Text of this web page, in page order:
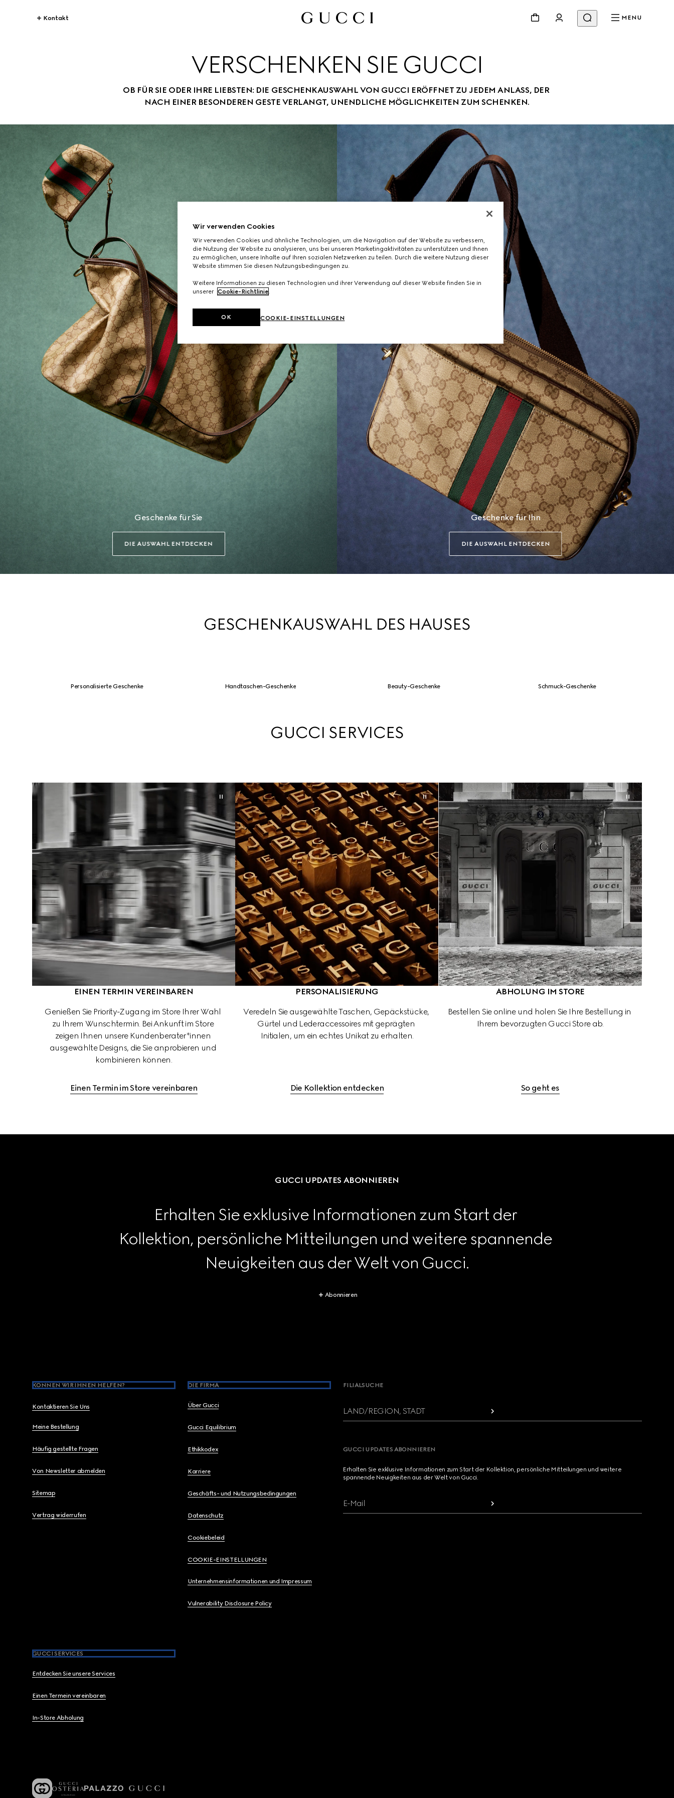
Kontakt MENU
VERSCHENKEN SIE GUCCI
OB FÜR SIE ODER IHRE LIEBSTEN: DIE GESCHENKAUSWAHL VON GUCCI ERÖFFNET ZU JEDEM ANLASS, DER
NACH EINER BESONDEREN GESTE VERLANGT, UNENDLICHE MÖGLICHKEITEN ZUM SCHENKEN.
Geschenke für Sie
DIE AUSWAHL ENTDECKEN
Geschenke für Ihn
DIE AUSWAHL ENTDECKEN
GESCHENKAUSWAHL DES HAUSES
Personalisierte Geschenke Handtaschen-Geschenke Beauty-Geschenke Schmuck-Geschenke
GUCCI SERVICES
EINEN TERMIN VEREINBAREN
Genießen Sie Priority-Zugang im Store Ihrer Wahl
zu Ihrem Wunschtermin. Bei Ankunft im Store
zeigen Ihnen unsere Kundenberater*innen
ausgewählte Designs, die Sie anprobieren und
kombinieren können.
Einen Termin im Store vereinbaren
PERSONALISIERUNG
Veredeln Sie ausgewählte Taschen, Gepäckstücke,
Gürtel und Lederaccessoires mit geprägten
Initialen, um ein echtes Unikat zu erhalten.
Die Kollektion entdecken
ABHOLUNG IM STORE
Bestellen Sie online und holen Sie Ihre Bestellung in
Ihrem bevorzugten Gucci Store ab.
So geht es
GUCCI UPDATES ABONNIEREN
Erhalten Sie exklusive Informationen zum Start der
Kollektion, persönliche Mitteilungen und weitere spannende
Neuigkeiten aus der Welt von Gucci.
Abonnieren
KÖNNEN WIR IHNEN HELFEN?
Kontaktieren Sie Uns
Meine Bestellung
Häufig gestellte Fragen
Von Newsletter abmelden
Sitemap
Vertrag widerrufen
DIE FIRMA
Über Gucci
Gucci Equilibrium
Ethikkodex
Karriere
Geschäfts- und Nutzungsbedingungen
Datenschutz
Cookiebeleid
COOKIE-EINSTELLUNGEN
Unternehmensinformationen und Impressum
Vulnerability Disclosure Policy
GUCCI SERVICES
Entdecken Sie unsere Services
Einen Termein vereinbaren
In-Store Abholung
FILIALSUCHE
LAND/REGION, STADT
GUCCI UPDATES ABONNIEREN
Erhalten Sie exklusive Informationen zum Start der Kollektion, persönliche Mitteilungen und weitere
spannende Neuigkeiten aus der Welt von Gucci.
E-Mail
Wir verwenden Cookies
Wir verwenden Cookies und ähnliche Technologien, um die Navigation auf der Website zu verbessern,
die Nutzung der Website zu analysieren, uns bei unseren Marketingaktivitäten zu unterstützen und Ihnen
zu ermöglichen, unsere Inhalte auf Ihren sozialen Netzwerken zu teilen. Durch die weitere Nutzung dieser
Website stimmen Sie diesen Nutzungsbedingungen zu.
Weitere Informationen zu diesen Technologien und ihrer Verwendung auf dieser Website finden Sie in
unserer Cookie-Richtlinie.
COOKIE-EINSTELLUNGEN
OK